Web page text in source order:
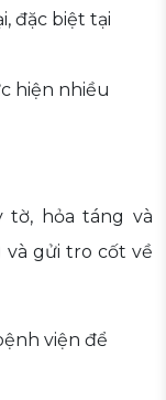
đặc biệt tại
hiện nhiều
tờ, hỏa táng và
và gửi tro cốt về
viện để